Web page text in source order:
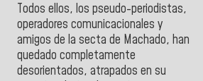
Todos ellos, los pseudo-periodistas,
operadores comunicacionales y
amigos de la secta de Machado, han
quedado completamente
desorientados, atrapados en su